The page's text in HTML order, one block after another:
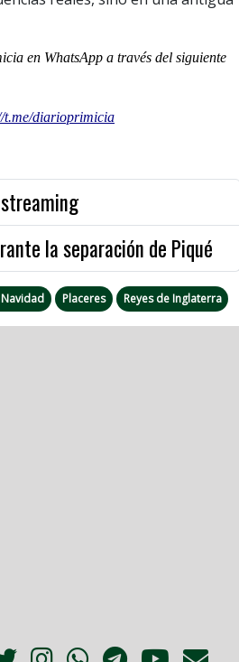
en WhatsApp a través del siguiente
t.me/diarioprimicia
la separación de Piqué
Placeres Reyes de Inglaterra